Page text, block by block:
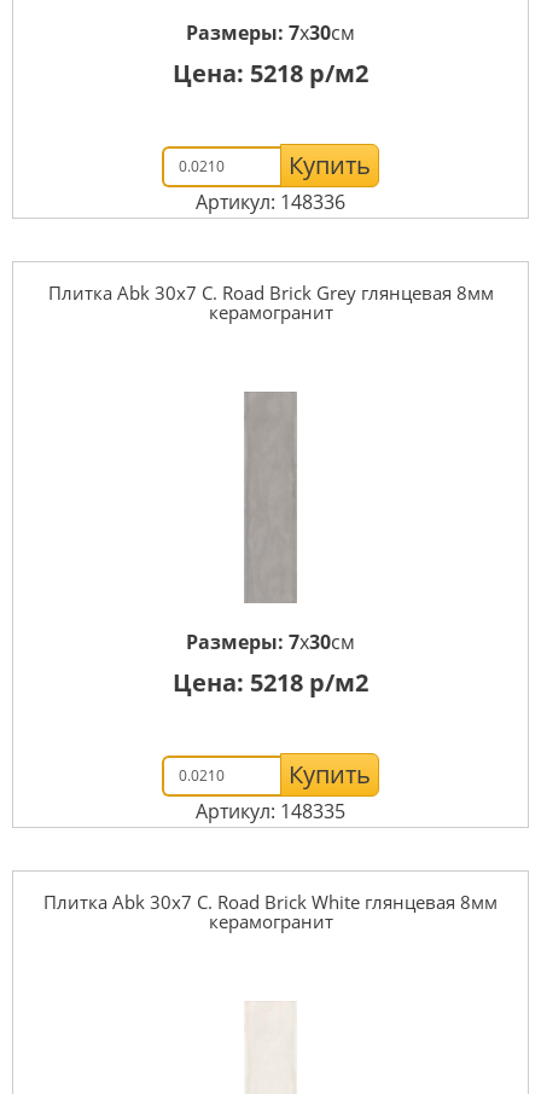
Размеры: 7x30см
Цена: 5218 р/м2
Купить
Артикул: 148336
Плитка Abk 30x7 C. Road Brick Grey глянцевая 8мм
керамогранит
Размеры: 7x30см
Цена: 5218 р/м2
Купить
Артикул: 148335
Плитка Abk 30x7 C. Road Brick White глянцевая 8мм
керамогранит